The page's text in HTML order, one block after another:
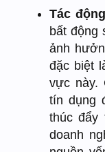
Tác
bất động
ảnh
đặc biệt
vực này.
tín dụng
thúc đẩy
doanh